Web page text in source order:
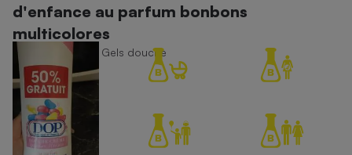
d'enfance au parfum bonbons
multicolores
Soins du corps - Gels douche